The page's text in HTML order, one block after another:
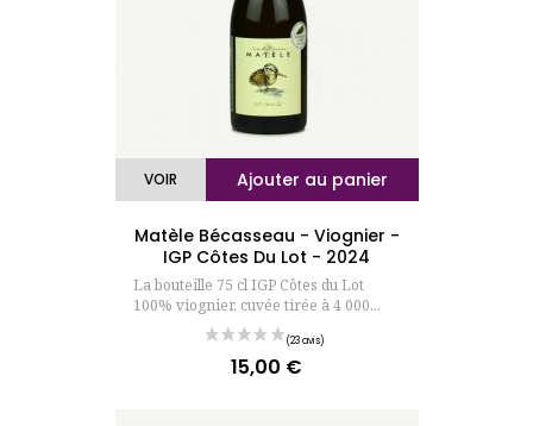
Ajouter au panier
VOIR
Matèle Bécasseau - Viognier -
IGP Côtes Du Lot - 2024
La bouteille 75 cl IGP Côtes du Lot
100% viognier, cuvée tirée à 4 000...
Prix
15,00 €